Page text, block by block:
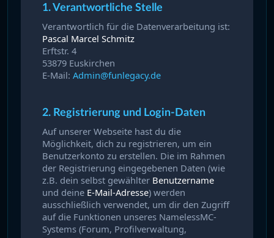
1. Verantwortliche Stelle
Verantwortlich für die Datenverarbeitung ist:
Pascal Marcel Schmitz
Erftstr. 4
53879 Euskirchen
E-Mail: Admin@funlegacy.de
2. Registrierung und Login-Daten
Auf unserer Webseite hast du die
Möglichkeit, dich zu registrieren, um ein
Benutzerkonto zu erstellen. Die im Rahmen
der Registrierung eingegebenen Daten (wie
z.B. dein selbst gewählter Benutzername
und deine E-Mail-Adresse) werden
ausschließlich verwendet, um dir den Zugriff
auf die Funktionen unseres NamelessMC-
Systems (Forum, Profilverwaltung,